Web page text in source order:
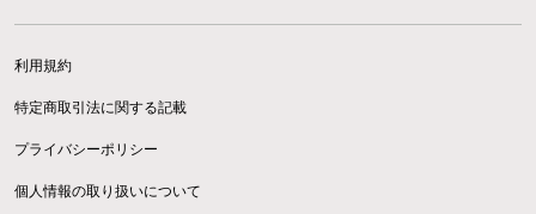
利用規約
特定商取引法に関する記載
プライバシーポリシー
個人情報の取り扱いについて